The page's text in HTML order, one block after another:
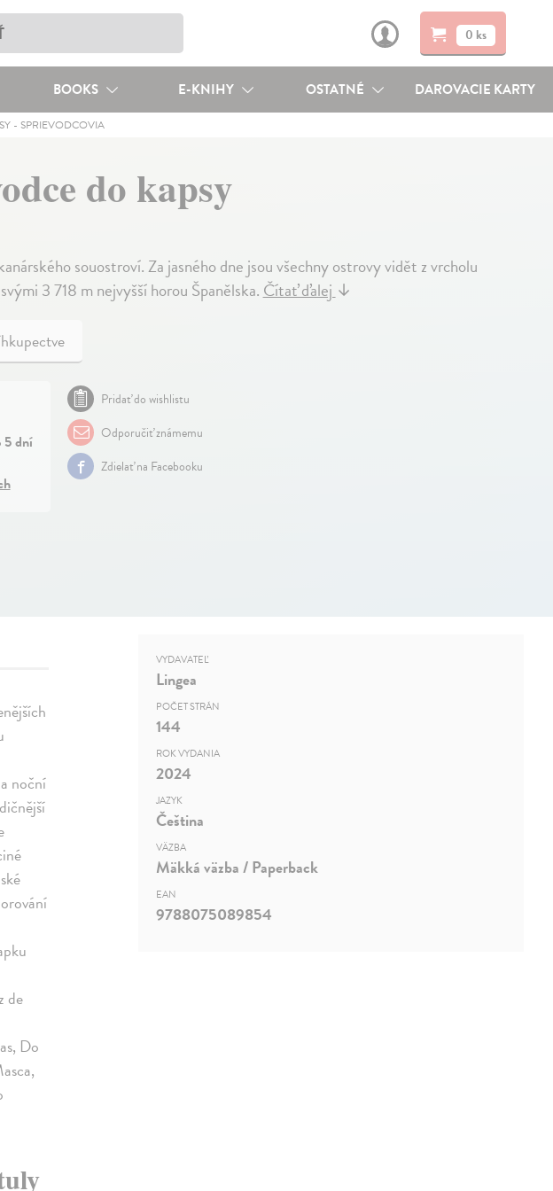
0 ks
BOOKS E-KNIHY OSTATNÉ DAROVACIE KARTY
- SPRIEVODCOVIA
do kapsy
souostroví. Za jasného dne jsou všechny ostrovy vidět z vrcholu
3 718 m nejvyšší horou Španělska.Čítať ďalej↓
5 dní
Pridať do wishlistu
Odporučiť známemu
Zdielať na Facebooku
noční
de
Do
VYDAVATEĽ
Lingea
POČET STRÁN
144
ROK VYDANIA
2024
JAZYK
Čeština
VÄZBA
Mäkká väzba / Paperback
EAN
9788075089854